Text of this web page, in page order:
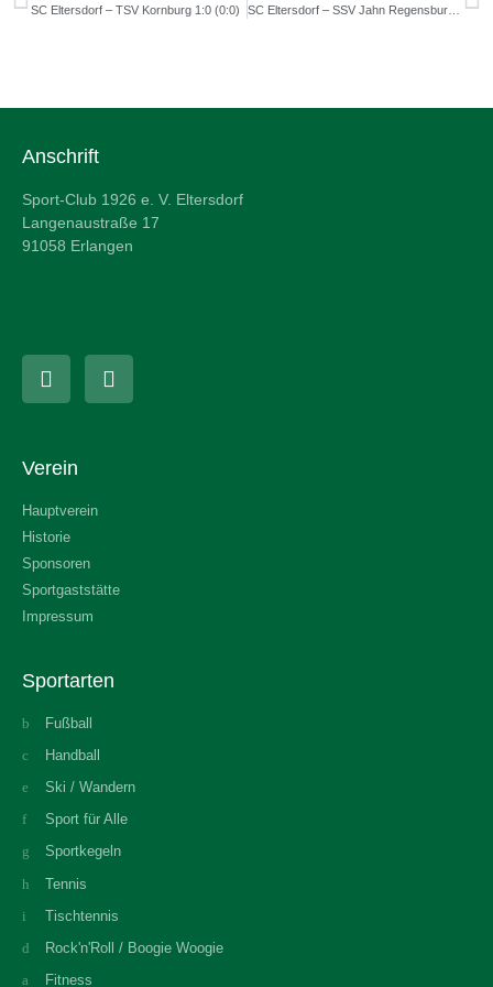
SC Eltersdorf – TSV Kornburg 1:0 (0:0) SC Eltersdorf – SSV Jahn Regensburg U21 4:1(1:1)
Anschrift
Sport-Club 1926 e. V. Eltersdorf
Langenaustraße 17
91058 Erlangen
Verein
Hauptverein
Historie
Sponsoren
Sportgaststätte
Impressum
Sportarten
Fußball
Handball
Ski / Wandern
Sport für Alle
Sportkegeln
Tennis
Tischtennis
Rock'n'Roll / Boogie Woogie
Fitness